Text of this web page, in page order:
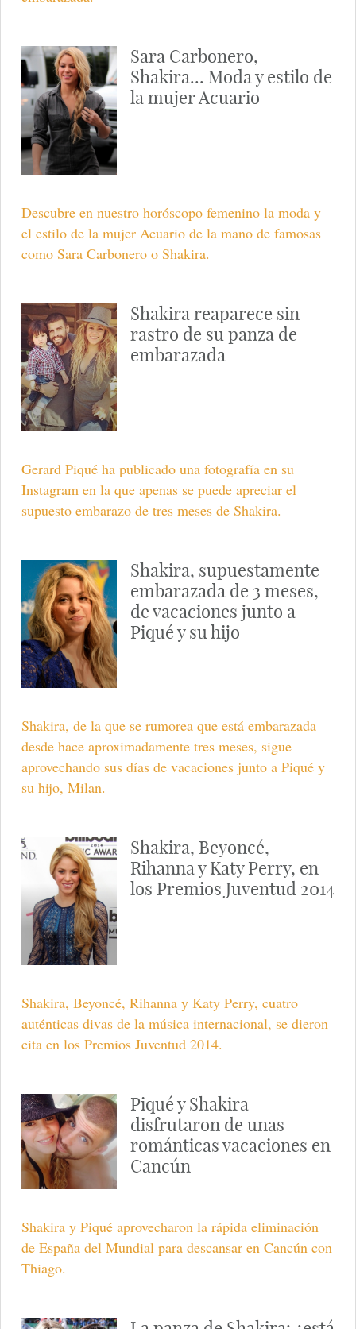
Sara Carbonero,
Shakira... Moda y estilo de
la mujer Acuario
Descubre en nuestro horóscopo femenino la moda y
el estilo de la mujer Acuario de la mano de famosas
como Sara Carbonero o Shakira.
Shakira reaparece sin
rastro de su panza de
embarazada
Gerard Piqué ha publicado una fotografía en su
Instagram en la que apenas se puede apreciar el
supuesto embarazo de tres meses de Shakira.
Shakira, supuestamente
embarazada de 3 meses,
de vacaciones junto a
Piqué y su hijo
Shakira, de la que se rumorea que está embarazada
desde hace aproximadamente tres meses, sigue
aprovechando sus días de vacaciones junto a Piqué y
su hijo, Milan.
Shakira, Beyoncé,
Rihanna y Katy Perry, en
los Premios Juventud 2014
Shakira, Beyoncé, Rihanna y Katy Perry, cuatro
auténticas divas de la música internacional, se dieron
cita en los Premios Juventud 2014.
Piqué y Shakira
disfrutaron de unas
románticas vacaciones en
Cancún
Shakira y Piqué aprovecharon la rápida eliminación
de España del Mundial para descansar en Cancún con
Thiago.